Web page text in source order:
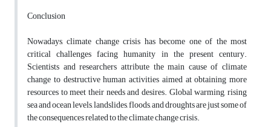
Conclusion
Nowadays, climate change crisis has become one of the most
critical challenges facing humanity in the present century.
Scientists and researchers attribute the main cause of climate
change to destructive human activities aimed at obtaining more
resources to meet their needs and desires. Global warming, rising
sea and ocean levels, landslides, floods, and droughts are just some of
the consequences related to the climate change crisis.